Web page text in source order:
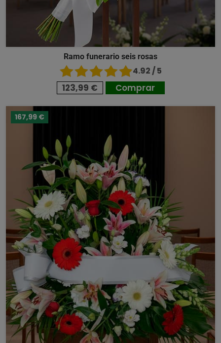
Ramo funerario seis rosas
4.92 / 5
123,99 € Comprar
167,99 €